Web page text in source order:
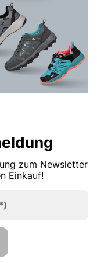
zum Newsletter
Einkauf!